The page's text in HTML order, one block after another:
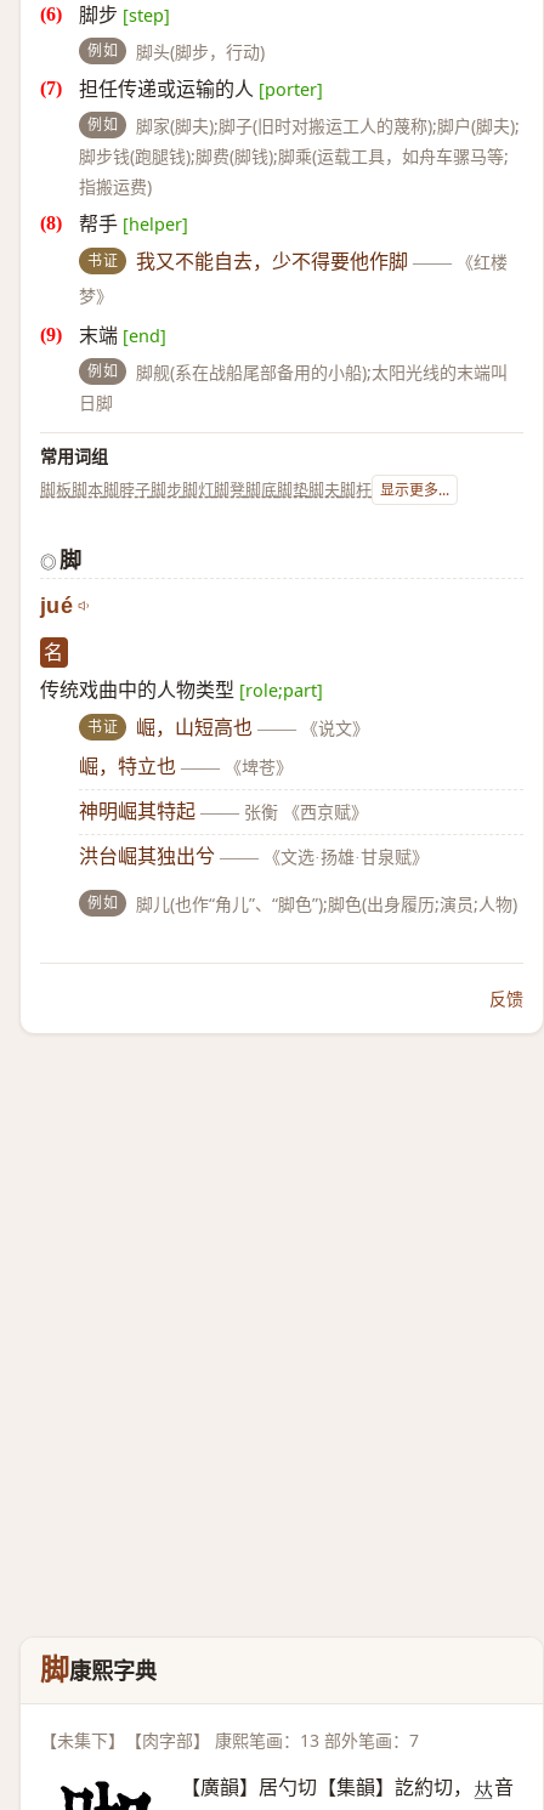
脚步 [step]
例如 脚头(脚步，行动)
担任传递或运输的人 [porter]
例如
脚家(脚夫);脚子(旧时对搬运工人的蔑称);脚户(脚夫);
脚步钱(跑腿钱);脚费(脚钱);脚乘(运载工具，如舟车骡马等;
指搬运费)
帮手 [helper]
书证 我又不能自去，少不得要他作脚 ——
《红楼
梦》
末端 [end]
例如
脚舰(系在战船尾部备用的小船);太阳光线的末端叫
日脚
常用词组
脚板脚本脚脖子脚步脚灯脚凳脚底脚垫脚夫脚杆 显示更多...
◎ 脚
jué
名
传统戏曲中的人物类型 [role;part]
书证 崛，山短高也 —— 《说文》
崛，特立也 —— 《埤苍》
神明崛其特起 —— 张衡 《西京赋》
洪台崛其独出兮 —— 《文选·扬雄·甘泉赋》
例如 脚儿(也作“角儿”、“脚色”);脚色(出身履历;演员;人物)
反馈
脚康熙字典
【未集下】【肉字部】 康熙笔画：13 部外笔画：7
【廣韻】居勺切【集韻】訖約切， 𠀤音